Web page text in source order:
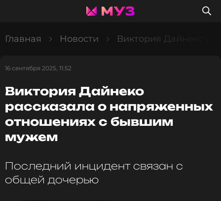
Главная Новости Виктория Дайнеко
16 сентября 2025, 11:52
Виктория Дайнеко
рассказала о напряженных
отношениях с бывшим
мужем
Последний инцидент связан с
общей дочерью